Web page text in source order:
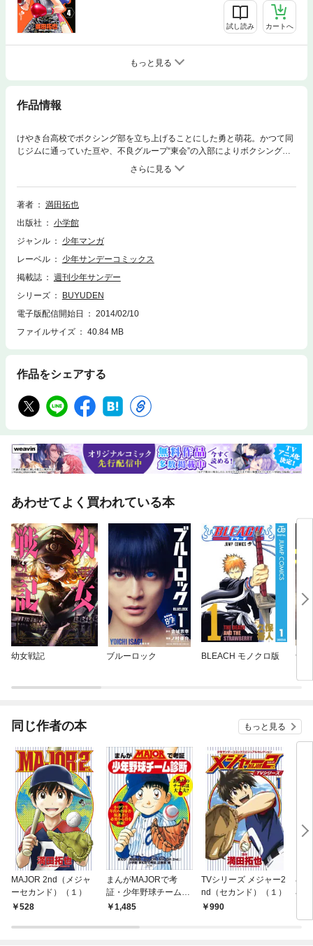
試し読み カートへ
もっと見る
作品情報
けやき台高校でボクシング部を立ち上げることにした勇と萌花。かつて同
じジムに通っていた亘や、不良グループ“東会”の入部によりボクシング部
発足に必要な人数が集まった！ついに、けやき台高校ボクシング部は本格
著者
満田拓也
出版社
小学館
ジャンル
少年マンガ
レーベル
少年サンデーコミックス
掲載誌
週刊少年サンデー
シリーズ
BUYUDEN
電子版配信開始日
2014/02/10
ファイルサイズ
40.84 MB
作品をシェアする
あわせてよく買われている本
幼女戦記 ブルーロック BLEACH モノクロ版 予
同じ作者の本 もっと見る
MAJOR 2nd（メジャ
ーセカンド）（１）
528
まんがMAJORで考
証・少年野球チーム診
断1,485
TVシリーズ メジャー2
nd（セカンド）（１）
990
小
小
～